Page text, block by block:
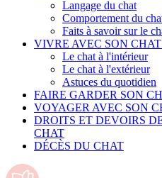
Langage du chat
Comportement du
Faits à savoir sur le
VIVRE AVEC SON CHAT
Le chat à l'intérieur
Le chat à l'extérieur
Astuces du quotidien
FAIRE GARDER SON
VOYAGER AVEC SON
DROITS ET DEVOIRS
CHAT
DÉCÈS DU CHAT